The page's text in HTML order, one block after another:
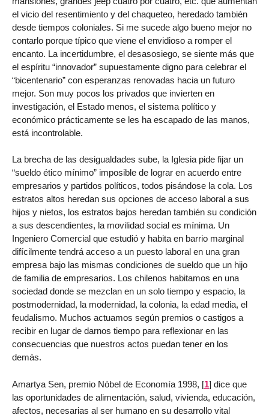
el vicio del resentimiento y del chaqueteo, heredado también
desde tiempos coloniales. Si me sucede algo bueno mejor no
contarlo porque típico que viene el envidioso a romper el
encanto. La incertidumbre, el desasosiego, se siente más que
el espíritu “innovador” supuestamente digno para celebrar el
“bicentenario” con esperanzas renovadas hacia un futuro
mejor. Son muy pocos los privados que invierten en
investigación, el Estado menos, el sistema político y
económico prácticamente se les ha escapado de las manos,
está incontrolable.
La brecha de las desigualdades sube, la Iglesia pide fijar un
“sueldo ético mínimo” imposible de lograr en acuerdo entre
empresarios y partidos políticos, todos pisándose la cola. Los
estratos altos heredan sus opciones de acceso laboral a sus
hijos y nietos, los estratos bajos heredan también su condición
a sus descendientes, la movilidad social es mínima. Un
Ingeniero Comercial que estudió y habita en barrio marginal
difícilmente tendrá acceso a un puesto laboral en una gran
empresa bajo las mismas condiciones de sueldo que un hijo
de familia de empresarios. Los chilenos habitamos en una
sociedad donde se mezclan en un solo tiempo y espacio, la
postmodernidad, la modernidad, la colonia, la edad media, el
feudalismo. Muchos actuamos según premios o castigos a
recibir en lugar de darnos tiempo para reflexionar en las
consecuencias que nuestros actos puedan tener en los
demás.
Amartya Sen, premio Nóbel de Economía 1998, [1] dice que
las oportunidades de alimentación, salud, vivienda, educación,
afectos, necesarias al ser humano en su desarrollo vital